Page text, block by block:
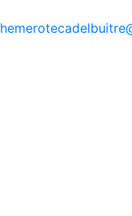
hemerotecadelbuitre